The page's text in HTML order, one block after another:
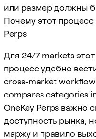
или размер должны
Почему этот процесс
Perps
Для 24/7 markets
процесс удобно
cross-market
compares categories
OneKey Perps важно
доступность рынка,
маржу и правило